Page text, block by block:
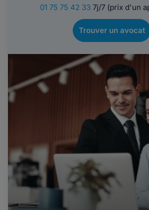
01 75 75 42 337j/7 (prix d'un
Trouver un avocat